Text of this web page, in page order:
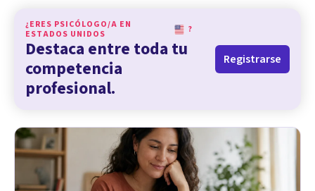
¿ERES PSICÓLOGO/A EN
ESTADOS UNIDOS
?
Destaca entre toda tu
competencia
profesional.
Registrarse